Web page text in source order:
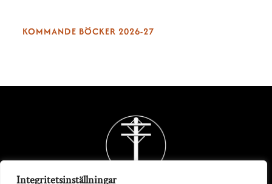
Integritetsinställningar
KOMMANDE BÖCKER 2026-27
Back
To